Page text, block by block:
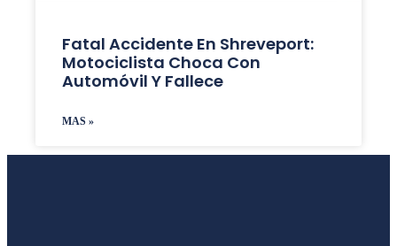
Fatal Accidente En Shreveport:
Motociclista Choca Con
Automóvil Y Fallece
MAS »